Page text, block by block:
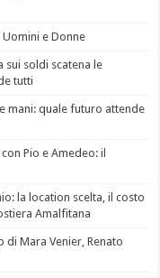
e Donne
sui soldi scatena le
tutti
mani: quale futuro attende
Pio e Amedeo: il
la location scelta, il costo
Amalfitana
Mara Venier, Renato